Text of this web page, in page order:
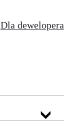
Dla dewelopera